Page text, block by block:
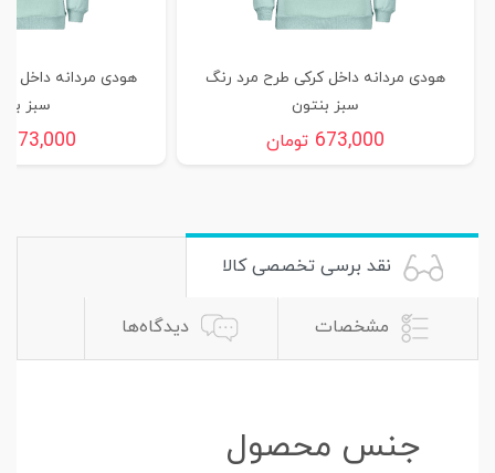
هودی مردانه داخل کرکی طرح مرد رنگ
سبز بنتون
673,000 تومان
هودی مردانه داخل
سبز
673,000
نقد برسی تخصصی کالا
مشخصات دیدگاه‌ها
جنس محصول